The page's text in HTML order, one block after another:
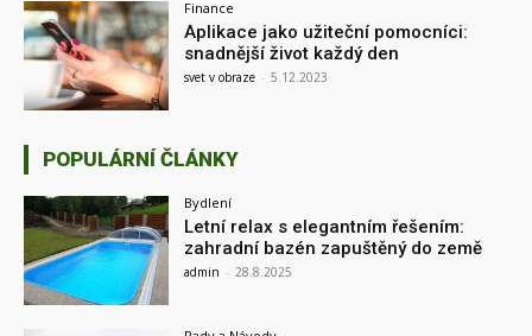
Finance
Aplikace jako užiteční pomocníci:
snadnější život každý den
svet v obraze - 5.12.2023
POPULÁRNÍ ČLÁNKY
Bydlení
Letní relax s elegantním řešením:
zahradní bazén zapuštěný do země
admin - 28.8.2025